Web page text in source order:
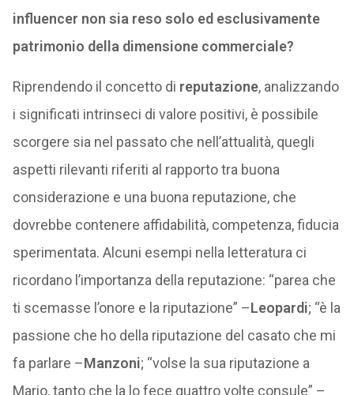
influencer non sia reso solo ed esclusivamente
patrimonio della dimensione commerciale?
Riprendendo il concetto di reputazione, analizzando
i significati intrinseci di valore positivi, è possibile
scorgere sia nel passato che nell’attualità, quegli
aspetti rilevanti riferiti al rapporto tra buona
considerazione e una buona reputazione, che
dovrebbe contenere affidabilità, competenza, fiducia
sperimentata. Alcuni esempi nella letteratura ci
ricordano l’importanza della reputazione: “parea che
ti scemasse l’onore e la riputazione” –Leopardi; “è la
passione che ho della riputazione del casato che mi
fa parlare –Manzoni; “volse la sua riputazione a
Mario, tanto che la lo fece quattro volte consule” –